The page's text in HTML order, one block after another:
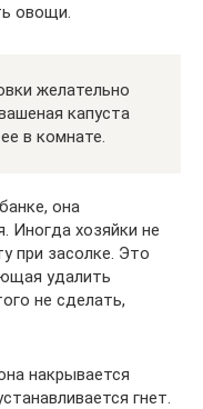
овощи.
желательно
капуста
в комнате.
она
Иногда хозяйки не
при засолке. Это
удалить
не сделать,
накрывается
гнет.